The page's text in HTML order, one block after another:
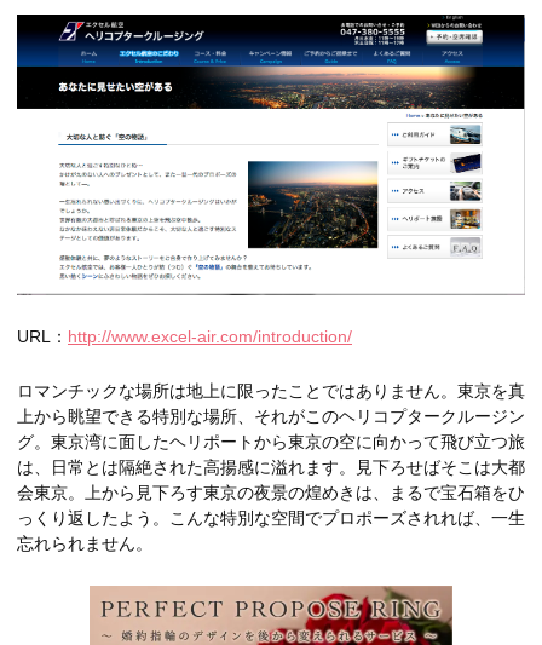
URL： http://www.excel-air.com/introduction/
ロマンチックな場所は地上に限ったことではありません。東京を真
上から眺望できる特別な場所、それがこのヘリコプタークルージン
グ。東京湾に面したヘリポートから東京の空に向かって飛び立つ旅
は、日常とは隔絶された高揚感に溢れます。見下ろせばそこは大都
会東京。上から見下ろす東京の夜景の煌めきは、まるで宝石箱をひ
っくり返したよう。こんな特別な空間でプロポーズされれば、一生
忘れられません。